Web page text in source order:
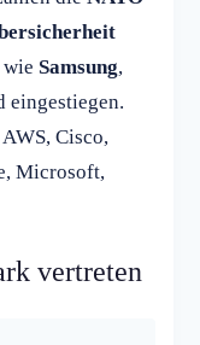
Samsung,
eingestiegen.
Cisco,
Microsoft,
vertreten